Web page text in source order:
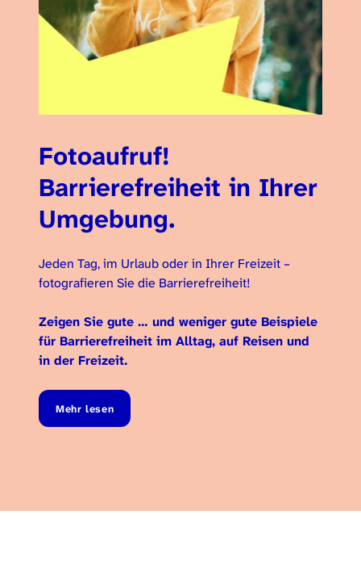
Fotoaufruf!
Barrierefreiheit in Ihrer
Umgebung.
Jeden Tag, im Urlaub oder in Ihrer Freizeit –
fotografieren Sie die Barrierefreiheit!
Zeigen Sie gute … und weniger gute Beispiele
für Barrierefreiheit im Alltag, auf Reisen und
in der Freizeit.
Mehr lesen